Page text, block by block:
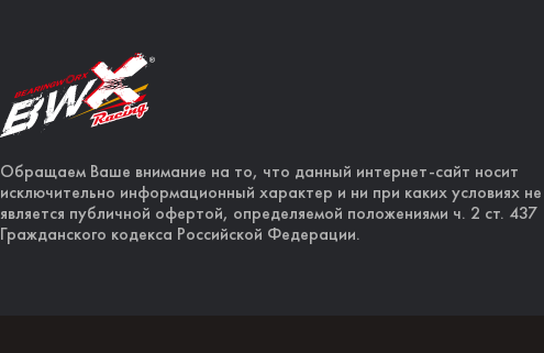
Обращаем Ваше внимание на то, что данный интернет-сайт носит
исключительно информационный характер и ни при каких условиях не
является публичной офертой, определяемой положениями ч. 2 ст. 437
Гражданского кодекса Российской Федерации.